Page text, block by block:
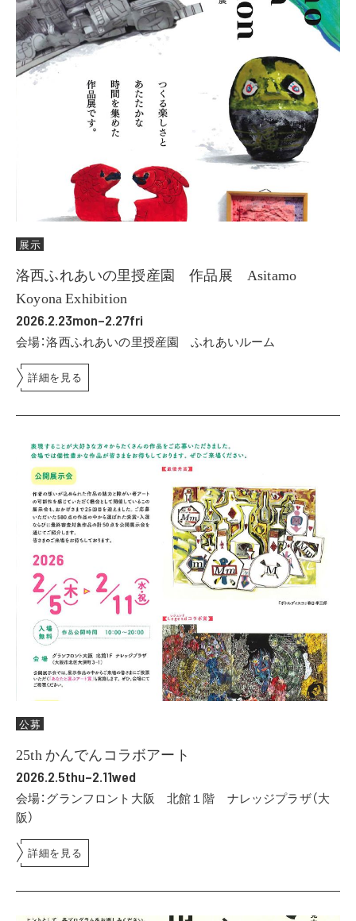
展示
洛西ふれあいの里授産園 作品展 Asitamo
Koyona Exhibition
2026.2.23mon–2.27fri
会場：洛西ふれあいの里授産園 ふれあいルーム
詳細を見る
公募
25th かんでんコラボアート
2026.2.5thu–2.11wed
会場：グランフロント大阪 北館１階 ナレッジプラザ（大
阪）
詳細を見る